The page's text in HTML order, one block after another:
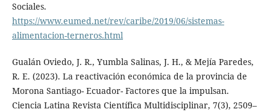
Sociales.
https://www.eumed.net/rev/caribe/2019/06/sistemas-
alimentacion-terneros.html
Gualán Oviedo, J. R., Yumbla Salinas, J. H., & Mejía Paredes,
R. E. (2023). La reactivación económica de la provincia de
Morona Santiago- Ecuador- Factores que la impulsan.
Ciencia Latina Revista Científica Multidisciplinar, 7(3), 2509–